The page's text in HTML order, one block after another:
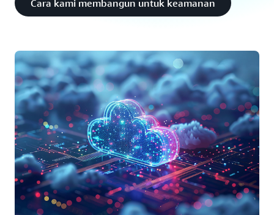
Cara kami membangun untuk keamanan